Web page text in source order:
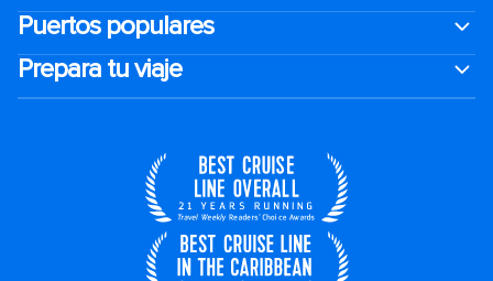
Puertos populares
Prepara tu viaje